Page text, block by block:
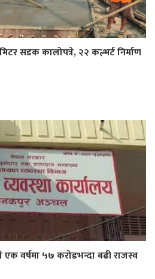
सडक कालोपत्रे, २२ कल्भर्ट निर्माण
वर्षमा ५७ करोडभन्दा बढी राजस्व